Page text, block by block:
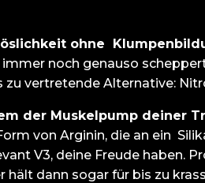
ohne
noch genauso
zu vertretende Alternative:
der Muskelpump deiner
von Arginin, die an ein
V3, deine Freude haben.
hält dann sogar für bis zu